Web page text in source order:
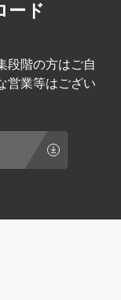
ード
段階の方はご自
営業等はござい